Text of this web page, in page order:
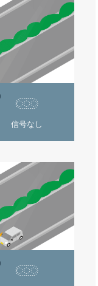
信号なし